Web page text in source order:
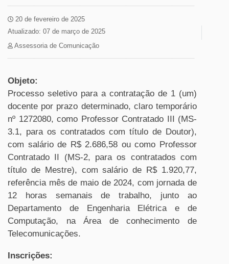
20 de fevereiro de 2025
Atualizado: 07 de março de 2025
Assessoria de Comunicação
Objeto:
Processo seletivo para a contratação de 1 (um)
docente por prazo determinado, claro temporário
nº 1272080, como Professor Contratado III (MS-
3.1, para os contratados com título de Doutor),
com salário de R$ 2.686,58 ou como Professor
Contratado II (MS-2, para os contratados com
título de Mestre), com salário de R$ 1.920,77,
referência mês de maio de 2024, com jornada de
12 horas semanais de trabalho, junto ao
Departamento de Engenharia Elétrica e de
Computação, na Área de conhecimento de
Telecomunicações.
Inscrições: